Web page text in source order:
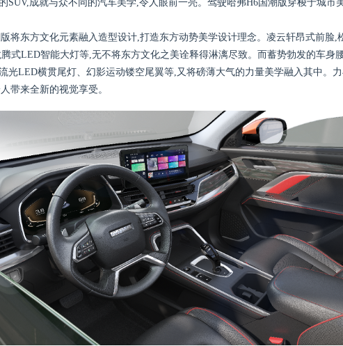
SUV,成就与众不同的汽车美学,令人眼前一亮。驾驶哈弗H6国潮版穿梭于城市
将东方文化元素融入造型设计,打造东方动势美学设计理念。凌云轩昂式前脸,
式LED智能大灯等,无不将东方文化之美诠释得淋漓尽致。而蓄势勃发的车身
光LED横贯尾灯、幻影运动镂空尾翼等,又将磅薄大气的力量美学融入其中。
带来全新的视觉享受。